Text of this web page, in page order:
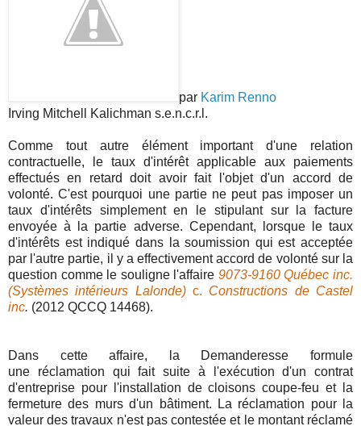
par Karim Renno
Irving Mitchell Kalichman s.e.n.c.r.l.
Comme tout autre élément important d'une relation
contractuelle, le taux d'intérêt applicable aux paiements
effectués en retard doit avoir fait l'objet d'un accord de
volonté. C'est pourquoi une partie ne peut pas imposer un
taux d'intérêts simplement en le stipulant sur la facture
envoyée à la partie adverse. Cependant, lorsque le taux
d'intérêts est indiqué dans la soumission qui est acceptée
par l'autre partie, il y a effectivement accord de volonté sur la
question comme le souligne l'affaire 9073-9160 Québec inc.
(Systèmes intérieurs Lalonde)c. Constructions de Castel
inc. (2012 QCCQ 14468).
Dans cette affaire, la Demanderesse formule
une réclamation qui fait suite à l'exécution d'un contrat
d'entreprise pour l'installation de cloisons coupe-feu et la
fermeture des murs d'un bâtiment. La réclamation pour la
valeur des travaux n'est pas contestée et le montant réclamé